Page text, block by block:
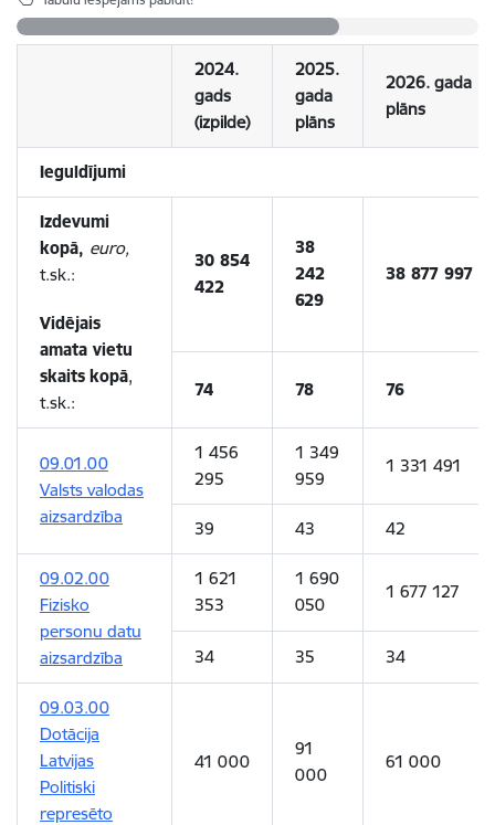
2024.
gads
(izpilde)
2025.
gada
plāns
2026. gada
plāns
Ieguldījumi
Izdevumi
kopā, euro,
t.sk.:
Vidējais
amata vietu
skaits kopā,
t.sk.:
30 854
422
38
242
629
38 877 997
74 78 76
09.01.00
Valsts valodas
aizsardzība
1 456
295
1 349
959
1 331 491
39 43 42
09.02.00
Fizisko
personu datu
aizsardzība
1 621
353
1 690
050
1 677 127
34 35 34
09.03.00
Dotācija
Latvijas
Politiski
represēto
41 000
91
000
61 000